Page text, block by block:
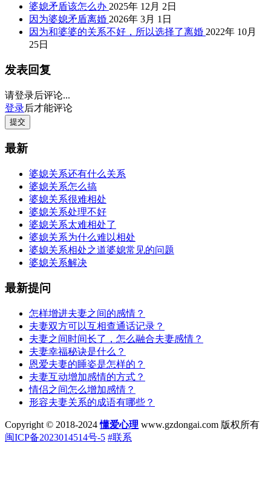
婆媳矛盾该怎么办 2025年 12月 2日
因为婆媳矛盾离婚 2026年 3月 1日
因为和婆婆的关系不好，所以选择了离婚 2022年 10月
25日
发表回复
请登录后评论...
登录后才能评论
提交
最新
婆媳关系还有什么关系
婆媳关系怎么搞
婆媳关系很难相处
婆媳关系处理不好
婆媳关系太难相处了
婆媳关系为什么难以相处
婆媳关系相处之道婆媳常见的问题
婆媳关系解决
最新提问
怎样增进夫妻之间的感情？
夫妻双方可以互相查通话记录？
夫妻之间时间长了，怎么融合夫妻感情？
夫妻幸福秘诀是什么？
恩爱夫妻的睡姿是怎样的？
夫妻互动增加感情的方式？
情侣之间怎么增加感情？
形容夫妻关系的成语有哪些？
Copyright © 2018-2024懂爱心理 www.gzdongai.com 版权所有
闽ICP备2023014514号-5 #联系